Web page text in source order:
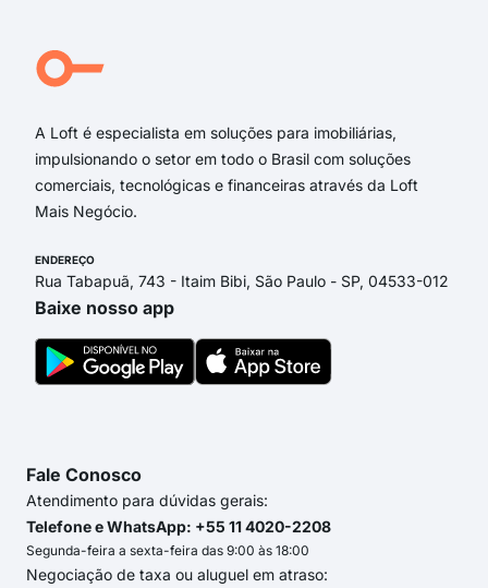
A Loft é especialista em soluções para imobiliárias,
impulsionando o setor em todo o Brasil com soluções
comerciais, tecnológicas e financeiras através da Loft
Mais Negócio.
ENDEREÇO
Rua Tabapuã, 743 - Itaim Bibi, São Paulo - SP, 04533-012
Baixe nosso app
Fale Conosco
Atendimento para dúvidas gerais:
Telefone e WhatsApp: +55 11 4020-2208
Segunda-feira a sexta-feira das 9:00 às 18:00
Negociação de taxa ou aluguel em atraso: